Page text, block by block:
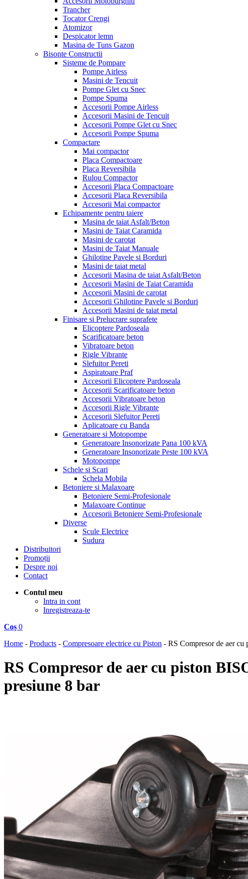
Trancher
Tocator Crengi
Atomizor
Despicator lemn
Masina de Tuns Gazon
Bisonte Constructii
Sisteme de Pompare
Pompe Airless
Masini de Tencuit
Pompe Glet cu Snec
Pompe Spuma
Accesorii Pompe Airless
Accesorii Masini de Tencuit
Accesorii Pompe Glet cu Snec
Accesorii Pompe Spuma
Compactare
Mai compactor
Placa Compactoare
Placa Reversibila
Rulou Compactor
Accesorii Placa Compactoare
Accesorii Placa Reversibila
Accesorii Mai compactor
Echipamente pentru taiere
Masina de taiat Asfalt/Beton
Masini de Taiat Caramida
Masini de carotat
Masini de Taiat Manuale
Ghilotine Pavele si Borduri
Masini de taiat metal
Accesorii Masina de taiat Asfalt/Beton
Accesorii Masini de Taiat Caramida
Accesorii Masini de carotat
Accesorii Ghilotine Pavele si Borduri
Accesorii Masini de taiat metal
Finisare si Prelucrare suprafete
Elicoptere Pardoseala
Scarificatoare beton
Vibratoare beton
Rigle Vibrante
Slefuitor Pereti
Aspiratoare Praf
Accesorii Elicoptere Pardoseala
Accesorii Scarificatoare beton
Accesorii Vibratoare beton
Accesorii Rigle Vibrante
Accesorii Slefuitor Pereti
Aplicatoare cu Banda
Generatoare si Motopompe
Generatoare Insonorizate Pana 100 kVA
Generatoare Insonorizate Peste 100 kVA
Motopompe
Schele si Scari
Schela Mobila
Betoniere si Malaxoare
Betoniere Semi-Profesionale
Malaxoare Continue
Accesorii Betoniere Semi-Profesionale
Diverse
Scule Electrice
Sudura
Distribuitori
Promoții
Despre noi
Contact
Contul meu
Intra in cont
Inregistreaza-te
Coș 0
Home - Products - Compresoare electrice cu Piston - RS Compresor de aer
RS Compresor de aer cu piston
presiune 8 bar